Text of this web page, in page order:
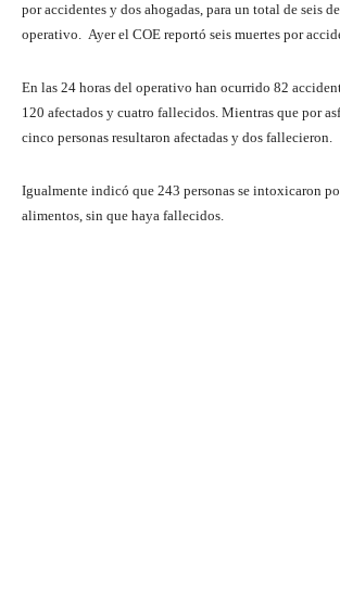
por accidentes y dos ahogadas, para un total de seis
operativo. Ayer el COE reportó seis muertes por
En las 24 horas del operativo han ocurrido 82
120 afectados y cuatro fallecidos. Mientras que por
cinco personas resultaron afectadas y dos fallecieron.
Igualmente indicó que 243 personas se intoxicaron
alimentos, sin que haya fallecidos.